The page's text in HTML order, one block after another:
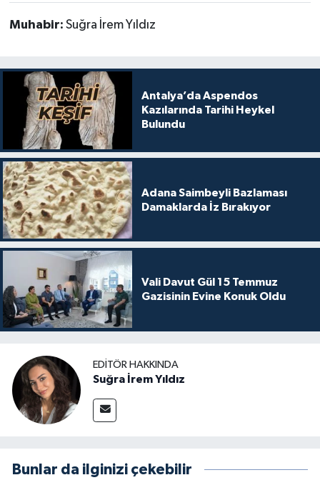
Muhabir: Suğra İrem Yıldız
Antalya’da Aspendos
Kazılarında Tarihi Heykel
Bulundu
Adana Saimbeyli Bazlaması
Damaklarda İz Bırakıyor
Vali Davut Gül 15 Temmuz
Gazisinin Evine Konuk Oldu
EDITÖR HAKKINDA
Suğra İrem Yıldız
Bunlar da ilginizi çekebilir